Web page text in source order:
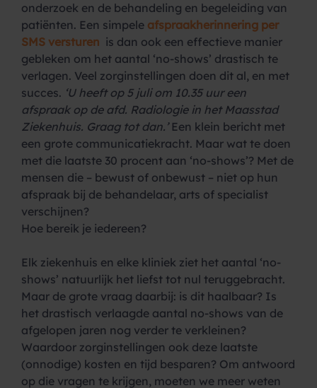
onderzoek en de behandeling en begeleiding van
patiënten. Een simpele afspraakherinnering per
SMS versturen is dan ook een effectieve manier
gebleken om het aantal ‘no-shows’ drastisch te
verlagen. Veel zorginstellingen doen dit al, en met
succes. ‘U heeft op 5 juli om 10.35 uur een
afspraak op de afd. Radiologie in het Maasstad
Ziekenhuis. Graag tot dan.’Een klein bericht met
een grote communicatiekracht. Maar wat te doen
met die laatste 30 procent aan ‘no-shows’? Met de
mensen die – bewust of onbewust – niet op hun
afspraak bij de behandelaar, arts of specialist
verschijnen?
Hoe bereik je iedereen?
Elk ziekenhuis en elke kliniek ziet het aantal ‘no-
shows’ natuurlijk het liefst tot nul teruggebracht.
Maar de grote vraag daarbij: is dit haalbaar? Is
het drastisch verlaagde aantal no-shows van de
afgelopen jaren nog verder te verkleinen?
Waardoor zorginstellingen ook deze laatste
(onnodige) kosten en tijd besparen? Om antwoord
op die vragen te krijgen, moeten we meer weten